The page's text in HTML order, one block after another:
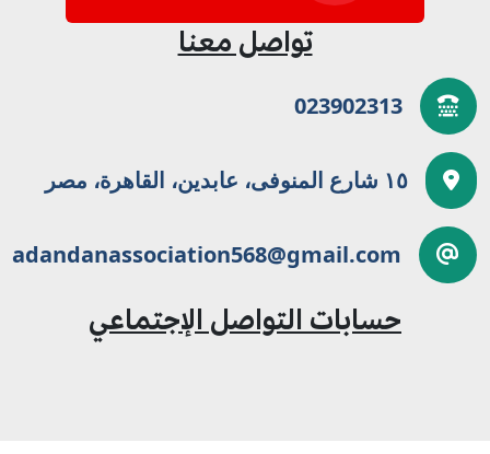
تواصل معنا
023902313
١٥ شارع المنوفى، عابدين، القاهرة، مصر
adandanassociation568@gmail.com
حسابات التواصل الإجتماعي